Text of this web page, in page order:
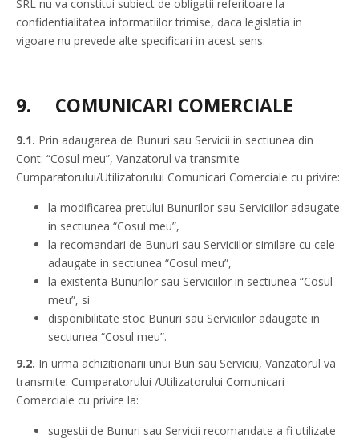
SRL nu va constitui subiect de obligatii referitoare la
confidentialitatea informatiilor trimise, daca legislatia in
vigoare nu prevede alte specificari in acest sens.
9. COMUNICARI COMERCIALE
9.1. Prin adaugarea de Bunuri sau Servicii in sectiunea din
Cont: “Cosul meu”, Vanzatorul va transmite
Cumparatorului/Utilizatorului Comunicari Comerciale cu privire:
la modificarea pretului Bunurilor sau Serviciilor adaugate
in sectiunea “Cosul meu”,
la recomandari de Bunuri sau Serviciilor similare cu cele
adaugate in sectiunea “Cosul meu”,
la existenta Bunurilor sau Serviciilor in sectiunea “Cosul
meu”, si
disponibilitate stoc Bunuri sau Serviciilor adaugate in
sectiunea “Cosul meu”.
9.2. In urma achizitionarii unui Bun sau Serviciu, Vanzatorul va
transmite. Cumparatorului /Utilizatorului Comunicari
Comerciale cu privire la:
sugestii de Bunuri sau Servicii recomandate a fi utilizate